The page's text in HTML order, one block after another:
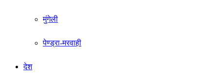
मुंगेली
पेण्ड्रा-मरवाही
देश